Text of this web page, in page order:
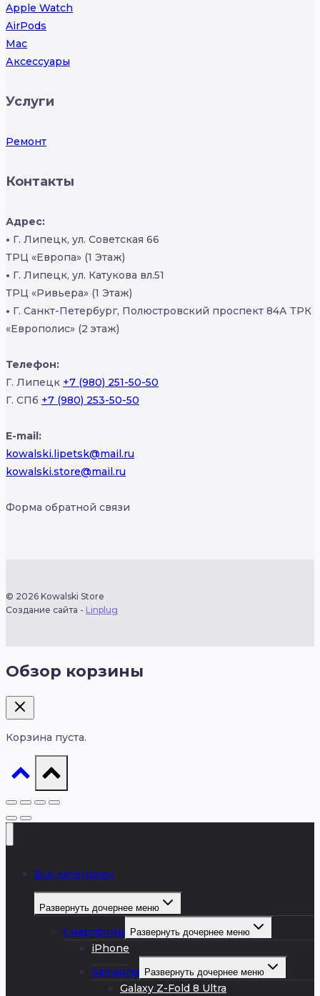
Apple Watch
AirPods
Mac
Аксессуары
Услуги
Ремонт
Контакты
Адрес:
• Г. Липецк, ул. Советская 66
ТРЦ «Европа» (1 Этаж)
• Г. Липецк, ул. Катукова вл.51
ТРЦ «Ривьера» (1 Этаж)
• Г. Санкт-Петербург, Полюстровский проспект 84А ТРК
«Европолис» (2 этаж)
Телефон:
Г. Липецк +7 (980) 251-50-50
Г. СПб +7 (980) 253-50-50
E-mail:
kowalski.lipetsk@mail.ru
kowalski.store@mail.ru
Форма обратной связи
© 2026 Kowalski Store
Создание сайта - Linplug
Обзор корзины
Корзина пуста.
Все категории
Развернуть дочернее меню
Смартфоны Развернуть дочернее меню
iPhone
Samsung
Развернуть дочернее меню
Galaxy Z-Fold 8 Ultra